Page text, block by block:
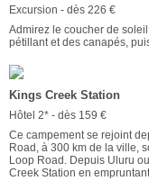
Excursion - dès 226 €
Admirez le coucher de
pétillant et des canapés,
Kings Creek Station
Hôtel 2* - dès 159 €
Ce campement se rejoint
Road, à 300 km de la ville,
Loop Road. Depuis Uluru
Creek Station en